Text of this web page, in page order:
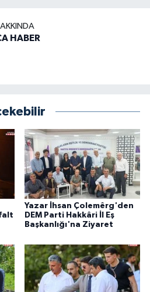
HABER
Yazar İhsan Çolemêrg'den
DEM Parti Hakkâri İl Eş
Başkanlığı'na Ziyaret